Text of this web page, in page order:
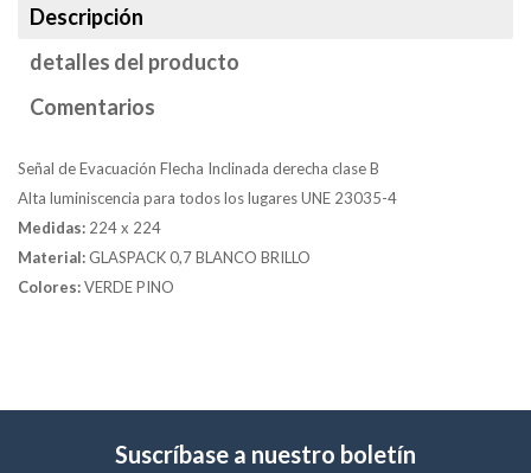
Descripción
detalles del producto
Comentarios
Señal de Evacuación Flecha Inclinada derecha clase B
Alta luminiscencia para todos los lugares UNE 23035-4
Medidas: 224 x 224
Material: GLASPACK 0,7 BLANCO BRILLO
Colores:VERDE PINO
Suscríbase a nuestro boletín